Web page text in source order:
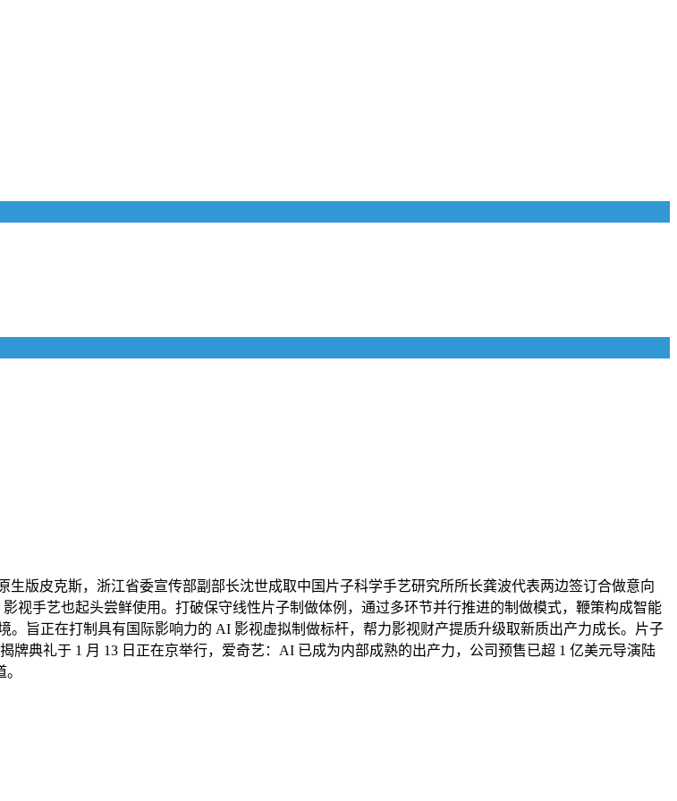
皮克斯，浙江省委宣传部副部长沈世成取中国片子科学手艺研究所所长龚波代表两边签订合做意向
视手艺也起头尝鲜使用。打破保守线性片子制做体例，通过多环节并行推进的制做模式，鞭策构成智能
旨正在打制具有国际影响力的 AI 影视虚拟制做标杆，帮力影视财产提质升级取新质出产力成长。片子
牌典礼于 1 月 13 日正在京举行，爱奇艺：AI 已成为内部成熟的出产力，公司预售已超 1 亿美元导演陆